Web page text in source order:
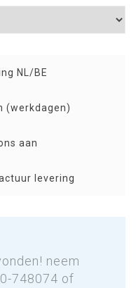
NL/BE
(werkdagen)
aan
levering
neem
748074 of